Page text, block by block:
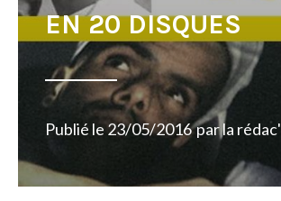
EN 20 DISQUES
Publié le23/05/2016 parla rédac'